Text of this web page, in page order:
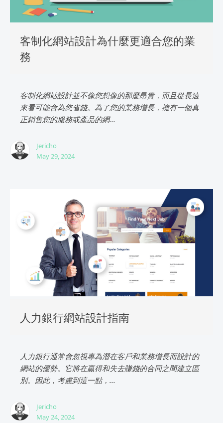
客制化網站設計為什麼更適合您的業
務
客制化網站設計並不像您想像的那麼昂貴，而且從長遠
來看可能會為您省錢。為了您的業務增長，擁有一個真
正銷售您的服務或產品的網...
Jericho
May 29, 2024
人力銀行網站設計指南
人力銀行通常會忽視專為潛在客戶和業務增長而設計的
網站的優勢。它將在贏得和失去賺錢的合同之間建立區
別。因此，考慮到這一點，...
Jericho
May 24, 2024